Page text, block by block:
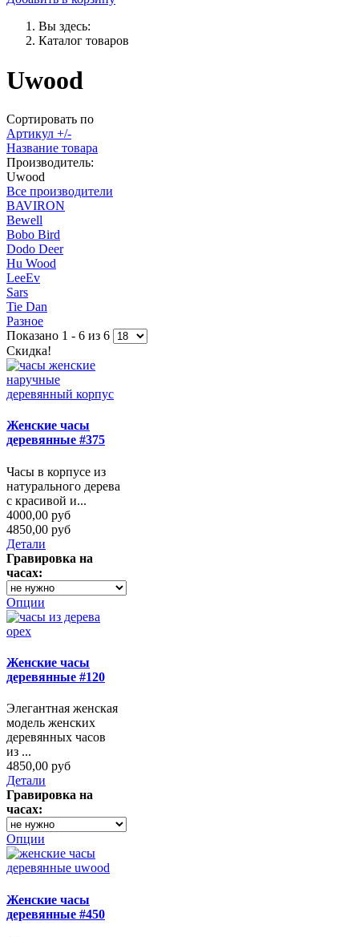
Вы здесь:
Каталог товаров
Uwood
Сортировать по
Артикул +/-
Название товара
Производитель:
Uwood
Все производители
BAVIRON
Bewell
Bobo Bird
Dodo Deer
Hu Wood
LeeEv
Sars
Tie Dan
Разное
Показано 1 - 6 из 6
Скидка!
Женские часы
деревянные #375
Часы в корпусе из
натурального дерева
с красивой и...
4000,00 руб
4850,00 руб
Детали
Гравировка на
часах:
Опции
Женские часы
деревянные #120
Элегантная женская
модель женских
деревянных часов
из ...
4850,00 руб
Детали
Гравировка на
часах:
Опции
Женские часы
деревянные #450